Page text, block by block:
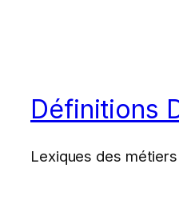
Définitions
Lexiques des